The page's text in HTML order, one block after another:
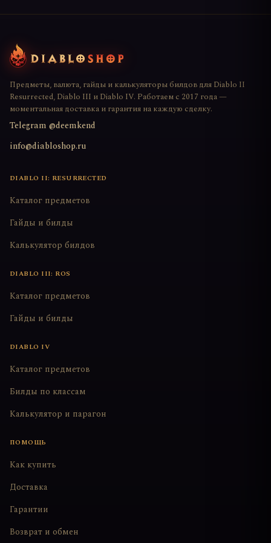
Предметы, валюта, гайды и калькуляторы билдов для Diablo II
Resurrected, Diablo III и Diablo IV. Работаем с 2017 года —
моментальная доставка и гарантия на каждую сделку.
Telegram @deemkend
info@diabloshop.ru
DIABLO II: RESURRECTED
Каталог предметов
Гайды и билды
Калькулятор билдов
DIABLO III: ROS
Каталог предметов
Гайды и билды
DIABLO IV
Каталог предметов
Билды по классам
Калькулятор и парагон
ПОМОЩЬ
Как купить
Доставка
Гарантии
Возврат и обмен